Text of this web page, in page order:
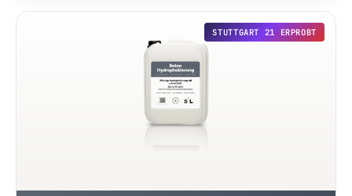
STUTTGART 21 ERPROBT